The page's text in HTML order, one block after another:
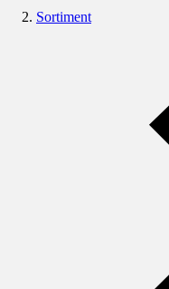
Sortiment